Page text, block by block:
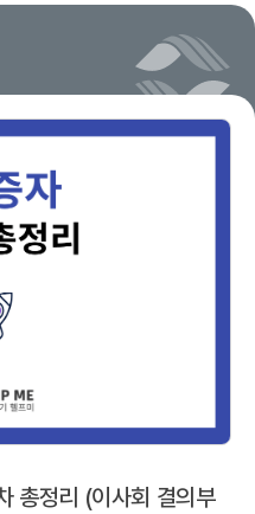
총정리 (이사회 결의부